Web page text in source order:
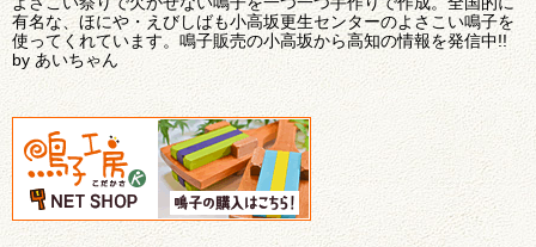
有名な、ほにや・えびしばも小高坂更生センターのよさこい鳴子を
使ってくれています。鳴子販売の小高坂から高知の情報を発信中!!
by あいちゃん